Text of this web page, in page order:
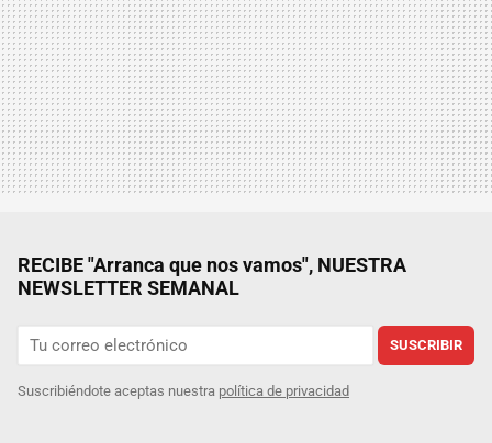
RECIBE "Arranca que nos vamos", NUESTRA
NEWSLETTER SEMANAL
SUSCRIBIR
Suscribiéndote aceptas nuestra política de privacidad